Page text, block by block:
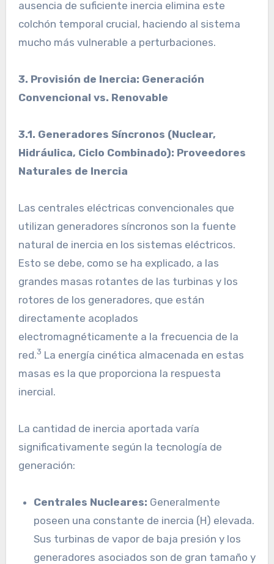
ausencia de suficiente inercia elimina este
colchón temporal crucial, haciendo al sistema
mucho más vulnerable a perturbaciones.
3. Provisión de Inercia: Generación
Convencional vs. Renovable
3.1. Generadores Síncronos (Nuclear,
Hidráulica, Ciclo Combinado): Proveedores
Naturales de Inercia
Las centrales eléctricas convencionales que
utilizan generadores síncronos son la fuente
natural de inercia en los sistemas eléctricos.
Esto se debe, como se ha explicado, a las
grandes masas rotantes de las turbinas y los
rotores de los generadores, que están
directamente acoplados
electromagnéticamente a la frecuencia de la
red.3 La energía cinética almacenada en estas
masas es la que proporciona la respuesta
inercial.
La cantidad de inercia aportada varía
significativamente según la tecnología de
generación:
Centrales Nucleares: Generalmente
poseen una constante de inercia (H) elevada.
Sus turbinas de vapor de baja presión y los
generadores asociados son de gran tamaño y